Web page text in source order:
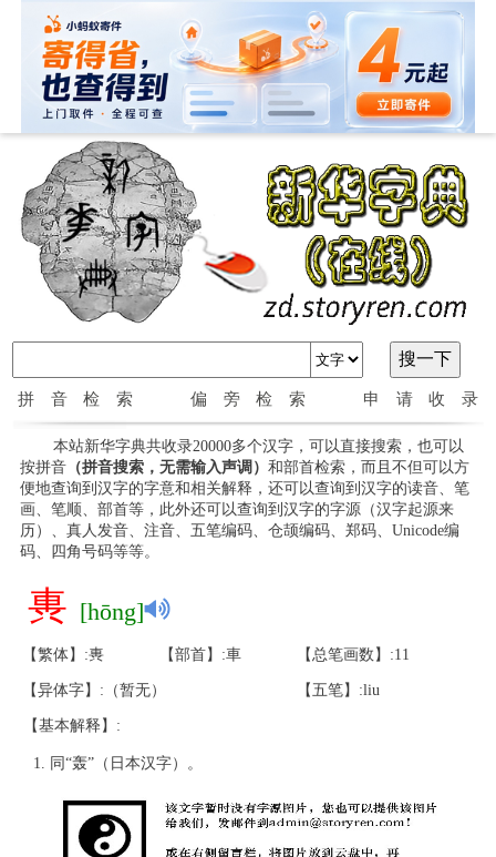
拼音检索 偏旁检索 申请收录
本站新华字典共收录20000多个汉字，可以直接搜索，也可以
按拼音（拼音搜索，无需输入声调） 和部首检索，而且不但可以方
便地查询到汉字的字意和相关解释，还可以查询到汉字的读音、笔
画、笔顺、部首等，此外还可以查询到汉字的字源（汉字起源来
历）、真人发音、注音、五笔编码、仓颉编码、郑码、Unicode编
码、四角号码等等。
軣 [hōng]
【繁体】:軣 【部首】:車 【总笔画数】:11
【异体字】:（暂无） 【五笔】:liu
【基本解释】:
同“轰”（日本汉字）。